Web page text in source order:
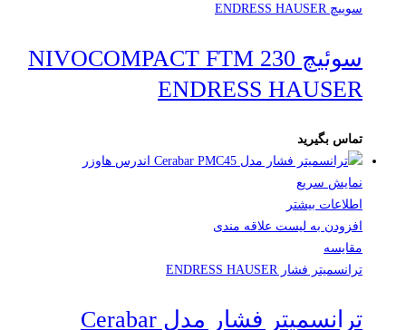
سوییچ ENDRESS HAUSER
سوئیچ NIVOCOMPACT FTM 230
ENDRESS HAUSER
تماس بگیرید
نمایش سریع
اطلاعات بیشتر
افزودن به لیست علاقه مندی
مقایسه
ترانسمیتر فشار ENDRESS HAUSER
ترانسمیتر فشار مدل Cerabar